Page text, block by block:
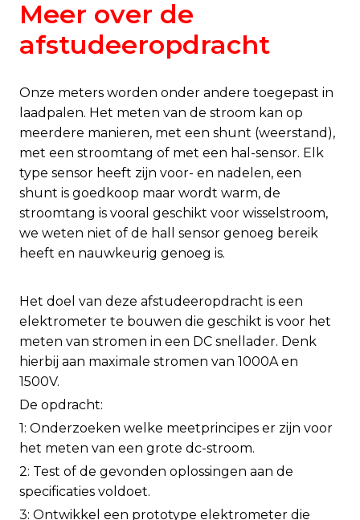
Meer over de
afstudeeropdracht
Onze meters worden onder andere toegepast in
laadpalen. Het meten van de stroom kan op
meerdere manieren, met een shunt (weerstand),
met een stroomtang of met een hal-sensor. Elk
type sensor heeft zijn voor- en nadelen, een
shunt is goedkoop maar wordt warm, de
stroomtang is vooral geschikt voor wisselstroom,
we weten niet of de hall sensor genoeg bereik
heeft en nauwkeurig genoeg is.
Het doel van deze afstudeeropdracht is een
elektrometer te bouwen die geschikt is voor het
meten van stromen in een DC snellader. Denk
hierbij aan maximale stromen van 1000A en
1500V.
De opdracht:
1: Onderzoeken welke meetprincipes er zijn voor
het meten van een grote dc-stroom.
2: Test of de gevonden oplossingen aan de
specificaties voldoet.
3: Ontwikkel een prototype elektrometer die